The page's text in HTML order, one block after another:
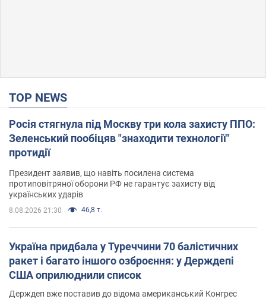
TOP NEWS
Росія стягнула під Москву три кола захисту ППО:
Зеленський пообіцяв "знаходити технології"
протидії
Президент заявив, що навіть посилена система
протиповітряної оборони РФ не гарантує захисту від
українських ударів
8.08.2026 21:30 46,8 т.
Україна придбала у Туреччини 70 балістичних
ракет і багато іншого озброєння: у Держдепі
США оприлюднили список
Держдеп вже поставив до відома американський Конгрес